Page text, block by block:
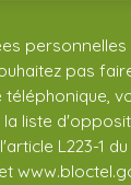
personnelles
pas
liste
L223-1